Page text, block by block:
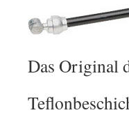
Das Original